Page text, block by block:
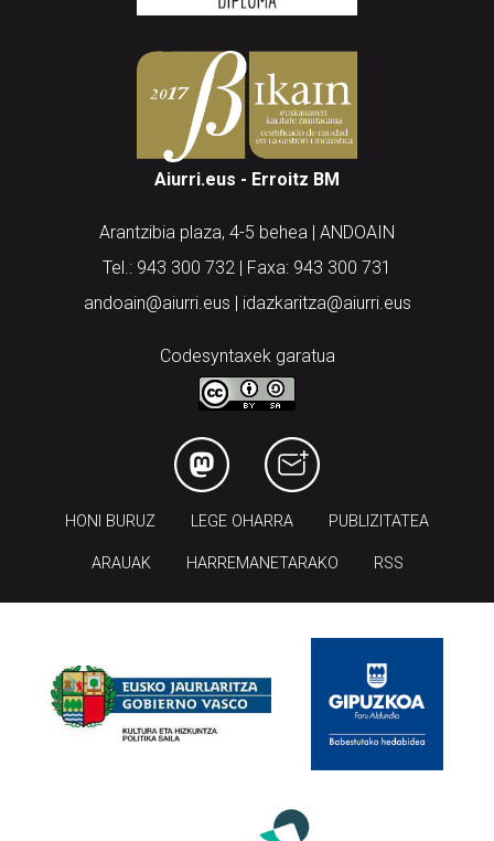
Aiurri.eus - Erroitz BM
Arantzibia plaza, 4-5 behea | ANDOAIN
Tel.: 943 300 732 | Faxa: 943 300 731
andoain@aiurri.eus | idazkaritza@aiurri.eus
Codesyntaxek garatua
HONI BURUZ LEGE OHARRA PUBLIZITATEA
ARAUAK HARREMANETARAKO RSS